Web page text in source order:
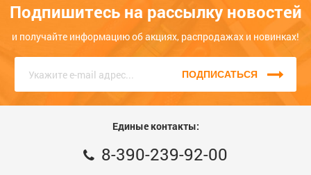
Подпишитесь на рассылку новостей
и получайте информацию об акциях, распродажах и новинках!
ПОДПИСАТЬСЯ
Единые контакты:
8-390-239-92-00